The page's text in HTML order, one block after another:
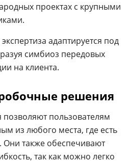
проектах с крупными
адаптируется под
симбиоз передовых
на клиента.
решения
пользователям
из любого места, где есть
. Они также обеспечивают
так как можно легко